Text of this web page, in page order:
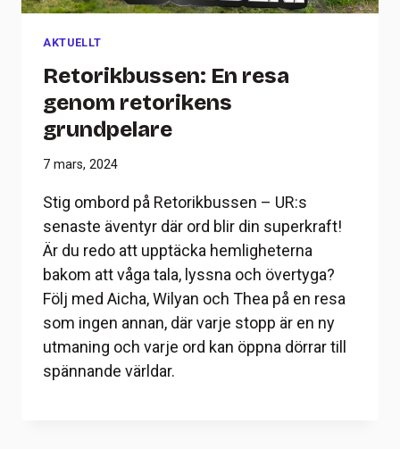
AKTUELLT
Retorikbussen: En resa
genom retorikens
grundpelare
7 mars, 2024
Stig ombord på Retorikbussen – UR:s
senaste äventyr där ord blir din superkraft!
Är du redo att upptäcka hemligheterna
bakom att våga tala, lyssna och övertyga?
Följ med Aicha, Wilyan och Thea på en resa
som ingen annan, där varje stopp är en ny
utmaning och varje ord kan öppna dörrar till
spännande världar.